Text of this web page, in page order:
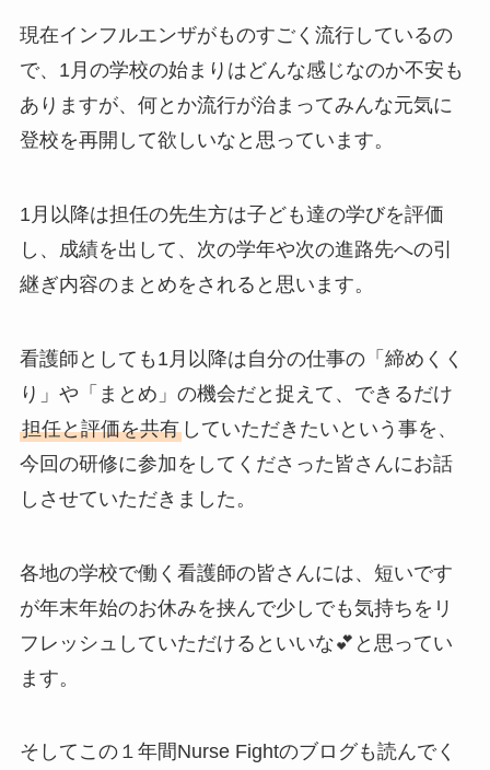
現在インフルエンザがものすごく流行しているの
で、1月の学校の始まりはどんな感じなのか不安も
ありますが、何とか流行が治まってみんな元気に
登校を再開して欲しいなと思っています。
1月以降は担任の先生方は子ども達の学びを評価
し、成績を出して、次の学年や次の進路先への引
継ぎ内容のまとめをされると思います。
看護師としても1月以降は自分の仕事の「締めくく
り」や「まとめ」の機会だと捉えて、できるだけ
担任と評価を共有していただきたいという事を、
今回の研修に参加をしてくださった皆さんにお話
しさせていただきました。
各地の学校で働く看護師の皆さんには、短いです
が年末年始のお休みを挟んで少しでも気持ちをリ
フレッシュしていただけるといいな💕と思ってい
ます。
そしてこの１年間Nurse Fightのブログも読んでく